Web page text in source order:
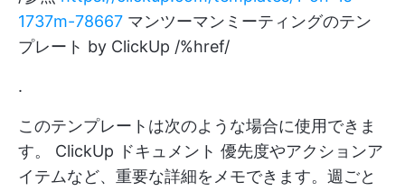
1737m-78667 マンツーマンミーティングのテン
プレート by ClickUp /%href/
.
このテンプレートは次のような場合に使用できま
す。 ClickUp ドキュメント 優先度やアクションア
イテムなど、重要な詳細をメモできます。週ごと